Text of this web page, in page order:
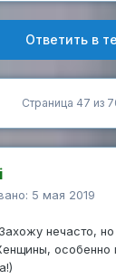
Ответить в
Страница 47 из
5 мая 2019
нечасто,
особенно